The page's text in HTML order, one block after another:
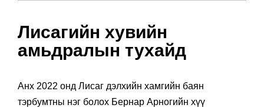
Лисагийн хувийн
амьдралын тухайд
Анх 2022 онд Лисаг дэлхийн хамгийн баян
тэрбумтны нэг болох Бернар Арногийн хүү